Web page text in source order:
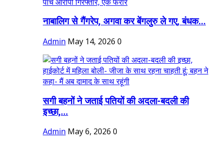
नाबालिग से गैंगरेप, अगवा कर बेंगलुरु ले गए, बंधक...
Admin May 14, 2026 0
सगी बहनों ने जताई पतियों की अदला-बदली की
इच्छा,...
Admin May 6, 2026 0